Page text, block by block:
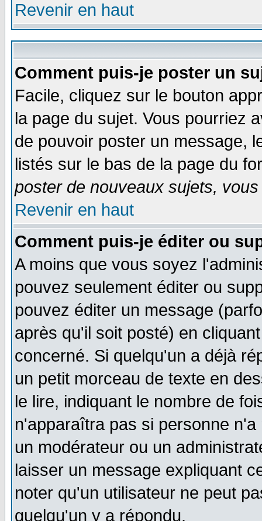
Revenir en haut
Comment puis-je poster un
Facile, cliquez sur le bouton
la page du sujet. Vous pourriez
de pouvoir poster un message,
listés sur le bas de la page du
poster de nouveaux sujets,
Revenir en haut
Comment puis-je éditer ou
A moins que vous soyez
pouvez seulement éditer ou
pouvez éditer un message
après qu'il soit posté) en
concerné. Si quelqu'un a déjà
un petit morceau de texte en
le lire, indiquant le nombre de
n'apparaîtra pas si personne
un modérateur ou un
laisser un message expliquant
noter qu'un utilisateur ne peut
quelqu'un y a répondu.